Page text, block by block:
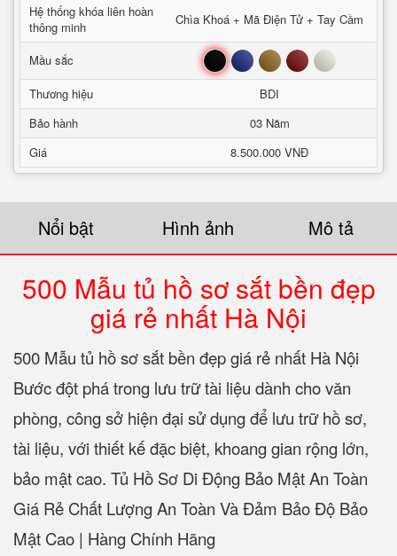
Hệ thống khóa liên hoàn
thông minh
Chìa Khoá + Mã Điện Tử + Tay Cầm
Mầu sắc Đen Xanh Nâu Đỏ Trắng
Thương hiệu
BDI
Bảo hành
03 Năm
Giá
8.500.000 VNĐ
Nổi bật Hình ảnh Mô tả
500 Mẫu tủ hồ sơ sắt bền đẹp
giá rẻ nhất Hà Nội
500 Mẫu tủ hồ sơ sắt bền đẹp giá rẻ nhất Hà Nội
Bước đột phá trong lưu trữ tài liệu dành cho văn
phòng, công sở hiện đại sử dụng để lưu trữ hồ sơ,
tài liệu, với thiết kế đặc biệt, khoang gian rộng lớn,
bảo mật cao. Tủ Hồ Sơ Di Động Bảo Mật An Toàn
Giá Rẻ Chất Lượng An Toàn Và Đảm Bảo Độ Bảo
Mật Cao | Hàng Chính Hãng